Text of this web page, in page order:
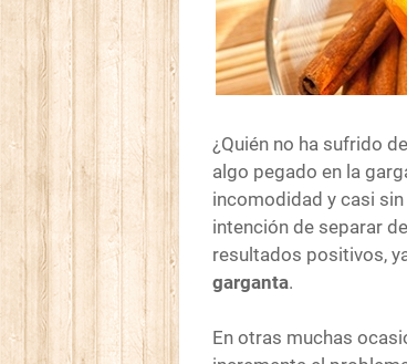
¿Quién no ha sufrido de
algo pegado en la
incomodidad y casi
intención de separar
resultados positivos,
garganta.
En otras muchas